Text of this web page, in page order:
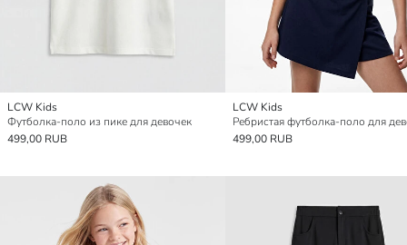
LCW Kids
Футболка-поло из пике для девочек
499,00 RUB
LCW Kids
Ребристая футболка-поло для
499,00 RUB